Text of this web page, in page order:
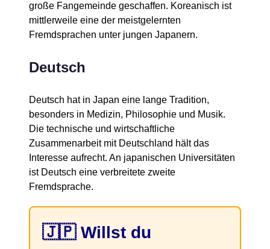
große Fangemeinde geschaffen. Koreanisch ist
mittlerweile eine der meistgelernten
Fremdsprachen unter jungen Japanern.
Deutsch
Deutsch hat in Japan eine lange Tradition,
besonders in Medizin, Philosophie und Musik.
Die technische und wirtschaftliche
Zusammenarbeit mit Deutschland hält das
Interesse aufrecht. An japanischen Universitäten
ist Deutsch eine verbreitete zweite
Fremdsprache.
🇯🇵 Willst du